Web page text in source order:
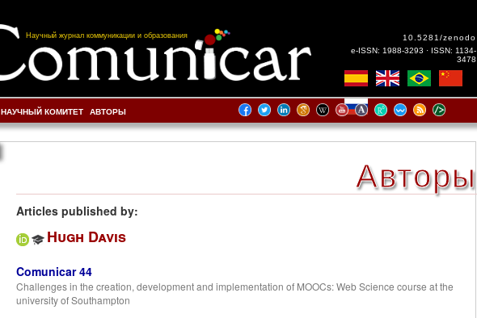
Научный журнал коммуникации и образования
10.5281/zenodo
e-ISSN: 1988-3293 · ISSN: 1134-
3478
НАУЧНЫЙ КОМИТЕТ АВТОРЫ
Авторы
Articles published by:
Hugh Davis
Comunicar 44
Challenges in the creation, development and implementation of MOOCs: Web Science course at the
university of Southampton